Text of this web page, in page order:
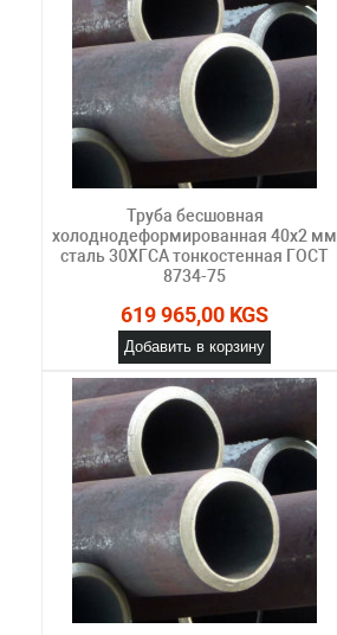
Труба бесшовная
холоднодеформированная 40х2 мм
сталь 30ХГСА тонкостенная ГОСТ
8734-75
619 965,00 KGS
Добавить в корзину